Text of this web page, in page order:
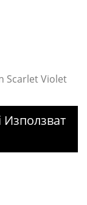
Scarlet Violet